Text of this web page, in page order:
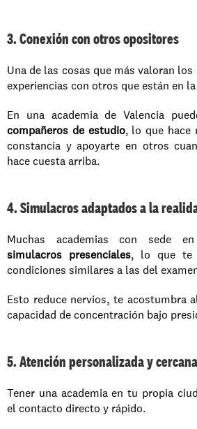
3. Conexión con otros opositores
Una de las cosas que más valoran
experiencias con otros que están en
En una academia de Valencia
compañeros de estudio, lo que hace
constancia y apoyarte en otros
hace cuesta arriba.
4. Simulacros adaptados a la
simulacros presenciales, lo que te
condiciones similares a las del
Esto reduce nervios, te acostumbra
capacidad de concentración bajo
5. Atención personalizada y cercana
Tener una academia en tu propia
el contacto directo y rápido.